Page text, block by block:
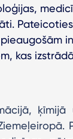
kas